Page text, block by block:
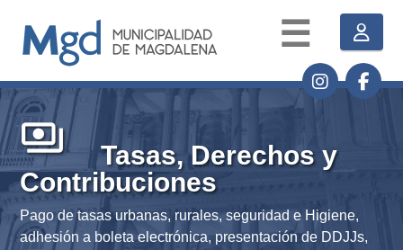
☰
payments
Tasas, Derechos y
Contribuciones
Pago de tasas urbanas, rurales, seguridad e Higiene,
adhesión a boleta electrónica, presentación de DDJJs,